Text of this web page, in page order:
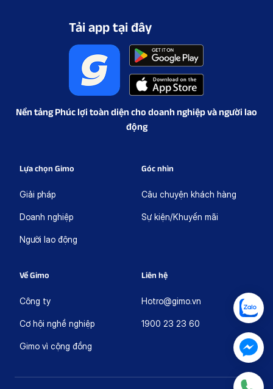
Tải app tại đây
Nền tảng Phúc lợi toàn diện cho doanh nghiệp và người lao
động
Lựa chọn Gimo
Giải pháp
Doanh nghiệp
Người lao động
Góc nhìn
Câu chuyện khách hàng
Sự kiện/Khuyến mãi
Về Gimo
Công ty
Cơ hội nghề nghiệp
Gimo vì cộng đồng
Liên hệ
Hotro@gimo.vn
1900 23 23 60